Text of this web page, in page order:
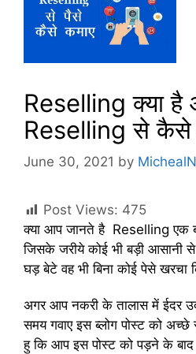
Reselling क्या है
Reselling से कैसे
June 30, 2021 by
Post Views: 475
क्या आप जानते है Reselling एक
जिसके जरीये कोई भी बड़ी आसानी
घड़ बेटे वह भी बिना कोई पेसे खरचा
अगर आप नकरी के तालास में ईदर
समय गवाए इस ब्लोग पोस्ट को
हु कि आप इस पोस्ट को पड़ने के